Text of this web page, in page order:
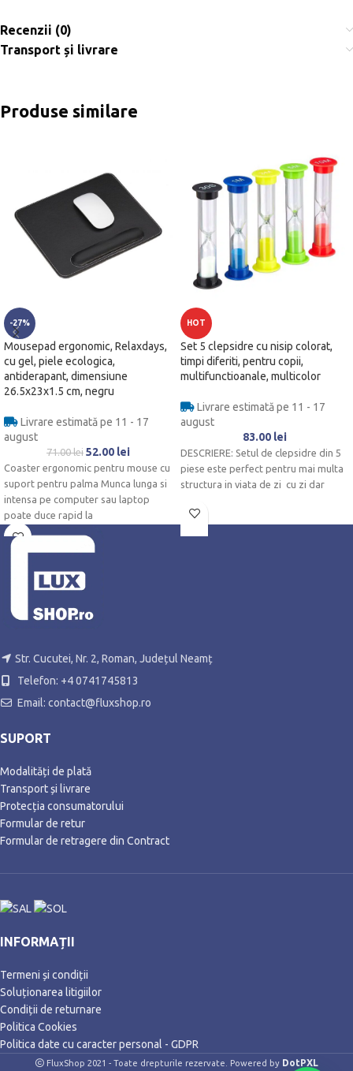
Recenzii (0)
Transport și livrare
Produse similare
-27%
Mousepad ergonomic, Relaxdays,
cu gel, piele ecologica,
antiderapant, dimensiune
26.5x23x1.5 cm, negru
Livrare estimată pe 11 - 17
august
71.00lei 52.00 lei
Coaster ergonomic pentru mouse cu
suport pentru palma Munca lunga si
intensa pe computer sau laptop
poate duce rapid la
HOT
Set 5 clepsidre cu nisip colorat,
timpi diferiti, pentru copii,
multifunctioanale, multicolor
Livrare estimată pe 11 - 17
august
83.00 lei
DESCRIERE: Setul de clepsidre din 5
piese este perfect pentru mai multa
structura in viata de zi cu zi dar
Str. Cucutei, Nr. 2, Roman, Județul Neamț
Telefon: +4 0741745813
Email: contact@fluxshop.ro
SUPORT
Modalități de plată
Transport și livrare
Protecția consumatorului
Formular de retur
Formular de retragere din Contract
INFORMAȚII
Termeni și condiții
Soluționarea litigiilor
Condiții de returnare
Politica Cookies
Politica date cu caracter personal - GDPR
FluxShop 2021 - Toate drepturile rezervate. Powered by DotPXL